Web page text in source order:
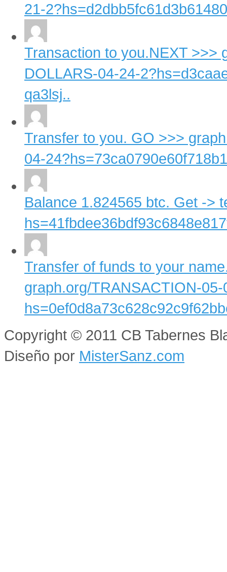
21-
Transaction to you.NEXT >>>
DOLLARS-04-24-
qa3lsj..
Transfer to you. GO >>>
04-
Balance 1.824565 btc. Get ->
Transfer of funds to your
graph.org/TRANSACTION-05-
Copyright © 2011 CB Tabernes
Diseño por MisterSanz.com